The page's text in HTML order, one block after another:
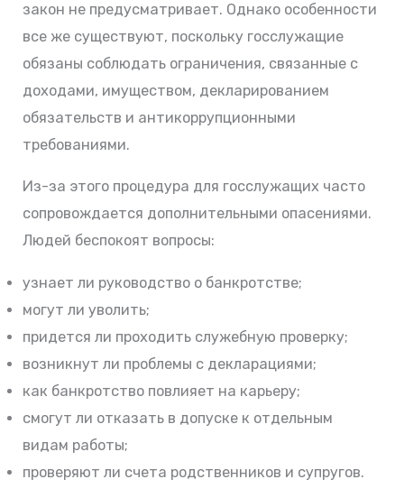
закон не предусматривает. Однако особенности
все же существуют, поскольку госслужащие
обязаны соблюдать ограничения, связанные с
доходами, имуществом, декларированием
обязательств и антикоррупционными
требованиями.
Из-за этого процедура для госслужащих часто
сопровождается дополнительными опасениями.
Людей беспокоят вопросы:
узнает ли руководство о банкротстве;
могут ли уволить;
придется ли проходить служебную проверку;
возникнут ли проблемы с декларациями;
как банкротство повлияет на карьеру;
смогут ли отказать в допуске к отдельным
видам работы;
проверяют ли счета родственников и супругов.